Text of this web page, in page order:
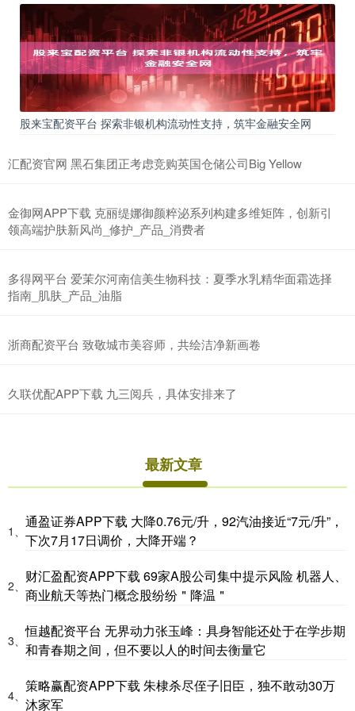
股来宝配资平台 探索非银机构流动性支持，筑牢金融安全网
汇配资官网 黑石集团正考虑竞购英国仓储公司Big Yellow
金御网APP下载 克丽缇娜御颜粹泌系列构建多维矩阵，创新引
领高端护肤新风尚_修护_产品_消费者
多得网平台 爱茉尔河南信美生物科技：夏季水乳精华面霜选择
指南_肌肤_产品_油脂
浙商配资平台 致敬城市美容师，共绘洁净新画卷
久联优配APP下载 九三阅兵，具体安排来了
最新文章
1、
通盈证券APP下载 大降0.76元/升，92汽油接近“7元/升”，
下次7月17日调价，大降开端？
2、
财汇盈配资APP下载 69家A股公司集中提示风险 机器人、
商业航天等热门概念股纷纷＂降温＂
3、
恒越配资平台 无界动力张玉峰：具身智能还处于在学步期
和青春期之间，但不要以人的时间去衡量它
4、
策略赢配资APP下载 朱棣杀尽侄子旧臣，独不敢动30万
沐家军